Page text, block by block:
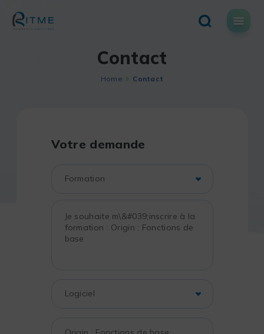
content
Contact
Home Contact
Votre demande